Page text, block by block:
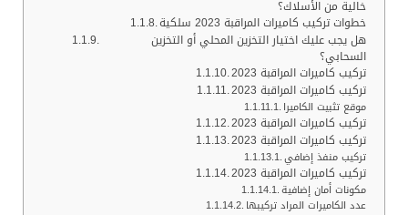
خالية من الأسلاك؟
خطوات تركيب كاميرات المراقبة 2023 سلكية
هل يجب عليك اختيار التخزين المحلي أو التخزين
السحابي؟
تركيب كاميرات المراقبة 2023
تركيب كاميرات المراقبة 2023
موقع تثبيت الكاميرا
تركيب كاميرات المراقبة 2023
تركيب كاميرات المراقبة 2023
تركيب منفذ إضافي
تركيب كاميرات المراقبة 2023
مكونات أمان إضافية
عدد الكاميرات المراد تركيبها